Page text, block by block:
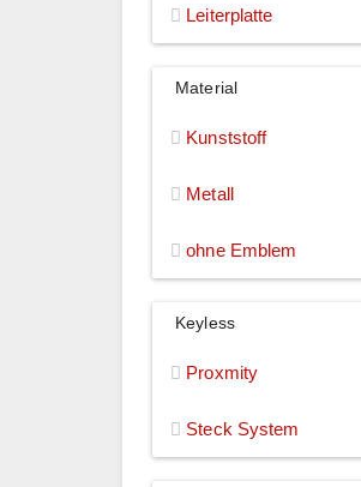
Leiterplatte
Material
Kunststoff
Metall
ohne Emblem
Keyless
Proxmity
Steck System